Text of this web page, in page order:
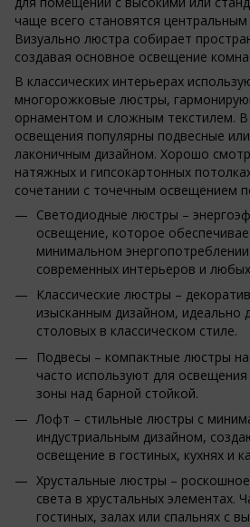
чаще всего становятся
Визуально люстра собирает
создавая основное освещение
В классических интерьерах
многорожковые люстры,
орнаментом и сложным текстилем.
освещения популярны подвесные
лаконичным дизайном. Хорошо
натяжных и гипсокартонных
сочетании с точечным освещением
Светодиодные люстры –
освещение, которое
минимальном
современных интерьеров и
Классические люстры –
изысканным дизайном, идеально
столовых в классическом стиле.
Подвесы – компактные люстры
часто используют для
зоны над барной стойкой.
Лофт – стильные люстры с
индустриальным дизайном,
освещение в гостиных, кухнях и
Хрустальные люстры –
света в хрустальных элементах.
гостиных, залах или спальнях с